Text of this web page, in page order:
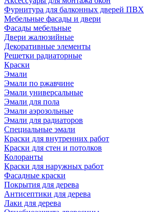
Фурнитура для балконных дверей ПВХ
Мебельные фасады и двери
Фасады мебельные
Двери жалюзийные
Декоративные элементы
Решетки радиаторные
Краски
Эмали
Эмали по ржавчине
Эмали универсальные
Эмали для пола
Эмали аэрозольные
Эмали для радиаторов
Специальные эмали
Краски для внутренних работ
Краски для стен и потолков
Колоранты
Краски для наружных работ
Фасадные краски
Покрытия для дерева
Антисептики для дерева
Лаки для дерева